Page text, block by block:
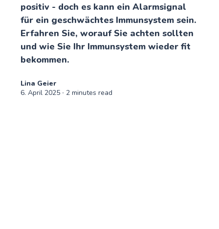
positiv - doch es kann ein Alarmsignal
für ein geschwächtes Immunsystem sein.
Erfahren Sie, worauf Sie achten sollten
und wie Sie Ihr Immunsystem wieder fit
bekommen.
Lina Geier
6. April 2025 ∙ 2 minutes read